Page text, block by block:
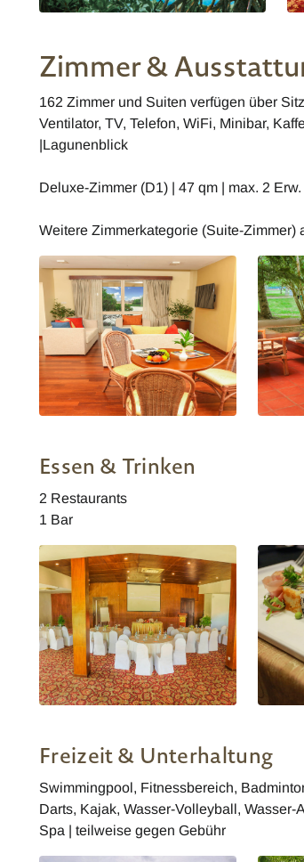
Zimmer &
162 Zimmer und Suiten verfügen über
Ventilator, TV, Telefon, WiFi, Minibar,
|Lagunenblick
Deluxe-Zimmer (D1) | 47 qm | max. 2
Weitere Zimmerkategorie (Suite-Zimmer)
Essen & Trinken
2 Restaurants
1 Bar
Freizeit & Unterhaltung
Swimmingpool, Fitnessbereich,
Darts, Kajak, Wasser-Volleyball,
Spa | teilweise gegen Gebühr